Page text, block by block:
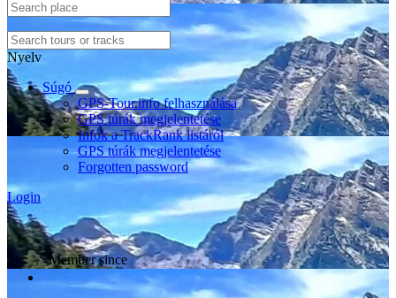
Nyelv
Súgó
GPS-Tour.info felhasználása
GPS túrák megjelentetése
Infók a TrackRank listáról
GPS túrák megjelentetése
Forgotten password
Login
Member since